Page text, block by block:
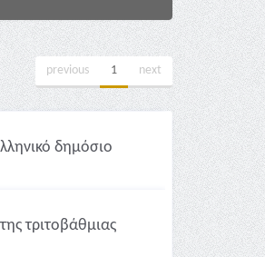
previous 1 next
δημόσιο
τριτοβάθμιας